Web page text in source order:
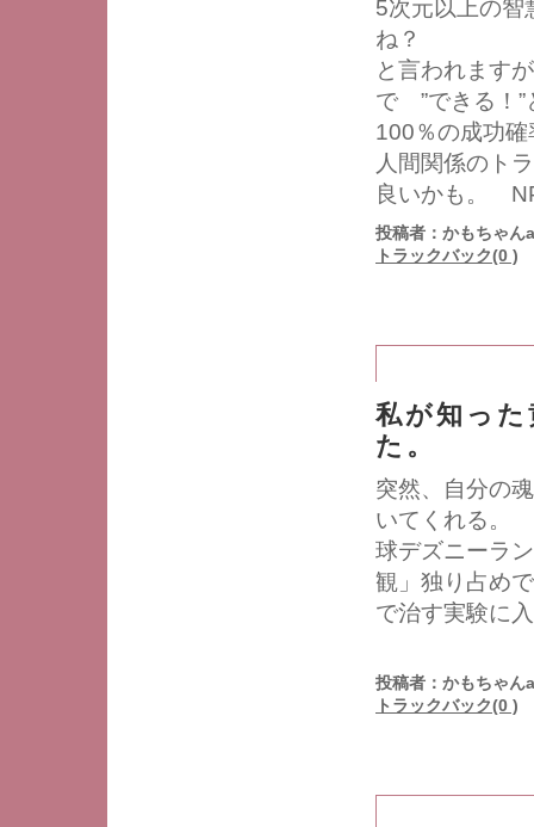
5次元以上の
ね？
と言われます
で ”できる！
100％の成功
人間関係のト
良いかも。
投稿者：かもちゃ
トラックバック(0 )
私が知っ
た。
突然、自分の
いてくれる。
球デズニーラ
観」独り占め
で治す実験に
投稿者：かもちゃ
トラックバック(0 )